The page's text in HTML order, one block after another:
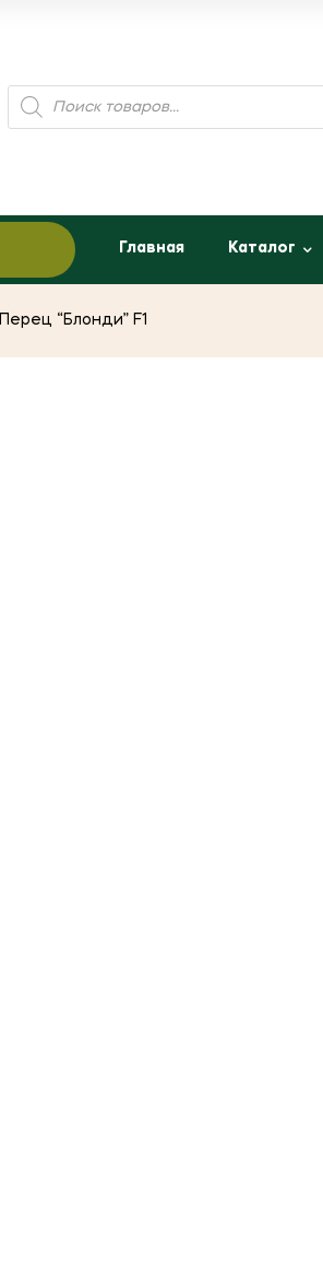
Поиск
товаров
Главная Каталог
Перец “Блонди” F1